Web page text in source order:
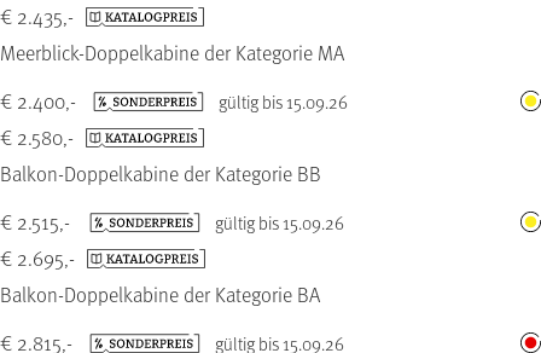
Meerblick-Doppelkabine der Kategorie MA
€ 2.435,-
Balkon-Doppelkabine der Kategorie BB
€ 2.400,- gültig bis 15.09.26
€ 2.580,-
Balkon-Doppelkabine der Kategorie BA
€ 2.515,- gültig bis 15.09.26
€ 2.695,-
€ 2.815,- gültig bis 15.09.26